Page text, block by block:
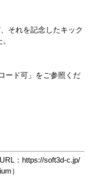
それを記念したキック
ード可」
をご参照くだ
： https://soft3d-c.jp/
）